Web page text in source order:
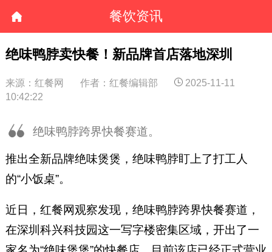
餐饮资讯
绝味鸭脖卖快餐！新品牌首店落地深圳
来源：红餐网 作者：红餐编辑部
2025-11-11
10:42:22
绝味鸭脖跨界快餐赛道。
推出全新品牌绝味煲煲，绝味鸭脖盯上了打工人
的“小饭桌”。
近日，红餐网观察发现，绝味鸭脖跨界快餐赛道，
在深圳科兴科技园这一写字楼密集区域，开出了一